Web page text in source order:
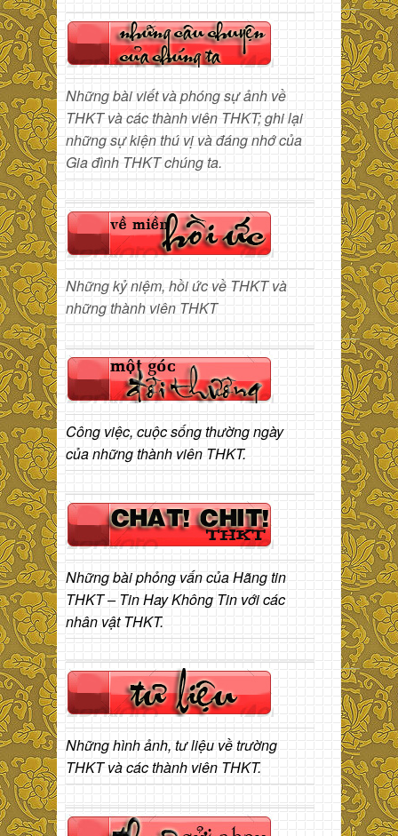
Những bài viết và phóng sự ảnh về
THKT và các thành viên THKT; ghi lại
những sự kiện thú vị và đáng nhớ của
Gia đình THKT chúng ta.
Những kỷ niệm, hồi ức về THKT và
những thành viên THKT
Công việc, cuộc sống thường ngày
của những thành viên THKT.
Những bài phỏng vấn của Hãng tin
THKT – Tin Hay Không Tin với các
nhân vật THKT.
Những hình ảnh, tư liệu về trường
THKT và các thành viên THKT.